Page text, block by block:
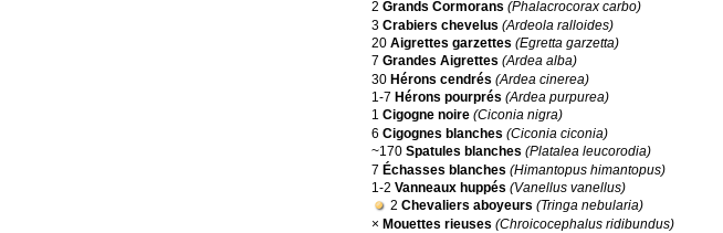
2 Grands Cormorans (Phalacrocorax carbo)
3 Crabiers chevelus (Ardeola ralloides)
20 Aigrettes garzettes (Egretta garzetta)
7 Grandes Aigrettes (Ardea alba)
30 Hérons cendrés (Ardea cinerea)
1-7 Hérons pourprés (Ardea purpurea)
1 Cigogne noire (Ciconia nigra)
6 Cigognes blanches (Ciconia ciconia)
~170 Spatules blanches (Platalea leucorodia)
7 Échasses blanches (Himantopus himantopus)
1-2 Vanneaux huppés (Vanellus vanellus)
2 Chevaliers aboyeurs (Tringa nebularia)
× Mouettes rieuses (Chroicocephalus ridibundus)